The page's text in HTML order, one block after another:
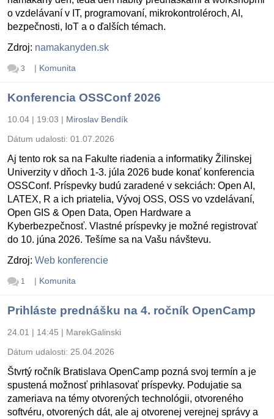
o vzdelávaní v IT, programovaní, mikrokontroléroch, AI,
bezpečnosti, IoT a o ďalších témach.
Zdroj: namakanyden.sk
3 | Komunita
Konferencia OSSConf 2026
10.04 | 19:03 | Miroslav Bendík
Dátum udalosti: 01.07.2026
Aj tento rok sa na Fakulte riadenia a informatiky Žilinskej
Univerzity v dňoch 1-3. júla 2026 bude konať konferencia
OSSConf. Príspevky budú zaradené v sekciách: Open AI,
LATEX, R a ich priatelia, Vývoj OSS, OSS vo vzdelávaní,
Open GIS & Open Data, Open Hardware a
Kyberbezpečnosť. Vlastné príspevky je možné registrovať
do 10. júna 2026. Tešíme sa na Vašu návštevu.
Zdroj: Web konferencie
1 | Komunita
Prihláste prednášku na 4. ročník OpenCamp
24.01 | 14:45 | MarekGalinski
Dátum udalosti: 25.04.2026
Štvrtý ročník Bratislava OpenCamp pozná svoj termín a je
spustená možnosť prihlasovať príspevky. Podujatie sa
zameriava na témy otvorených technológii, otvoreného
softvéru, otvorených dát, ale aj otvorenej verejnej správy a